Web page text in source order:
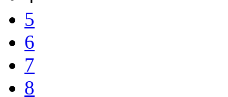
5
6
7
8